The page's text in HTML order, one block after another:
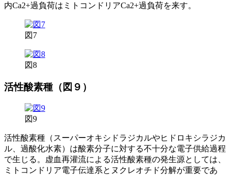
内Ca2+過負荷はミトコンドリアCa2+過負荷を来す。
図7
図8
活性酸素種（図９）
図9
活性酸素種（スーパーオキシドラジカルやヒドロキシラジカ
ル、過酸化水素）は酸素分子に対する不十分な電子供給過程
で生じる。虚血再灌流による活性酸素種の発生源としては、
ミトコンドリア電子伝達系とヌクレオチド分解が重要であ